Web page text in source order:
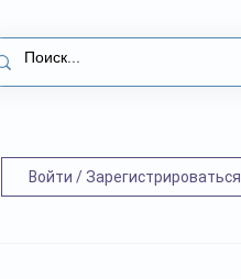
Войти / Зарегистрироваться